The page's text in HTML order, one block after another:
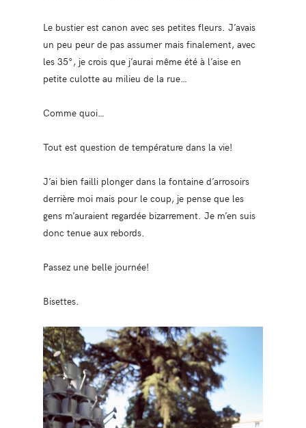
Le bustier est canon avec ses petites fleurs. J’avais
un peu peur de pas assumer mais finalement, avec
les 35°, je crois que j’aurai même été à l’aise en
petite culotte au milieu de la rue…
Comme quoi…
Tout est question de température dans la vie!
J’ai bien failli plonger dans la fontaine d’arrosoirs
derrière moi mais pour le coup, je pense que les
gens m’auraient regardée bizarrement. Je m’en suis
donc tenue aux rebords.
Passez une belle journée!
Bisettes.